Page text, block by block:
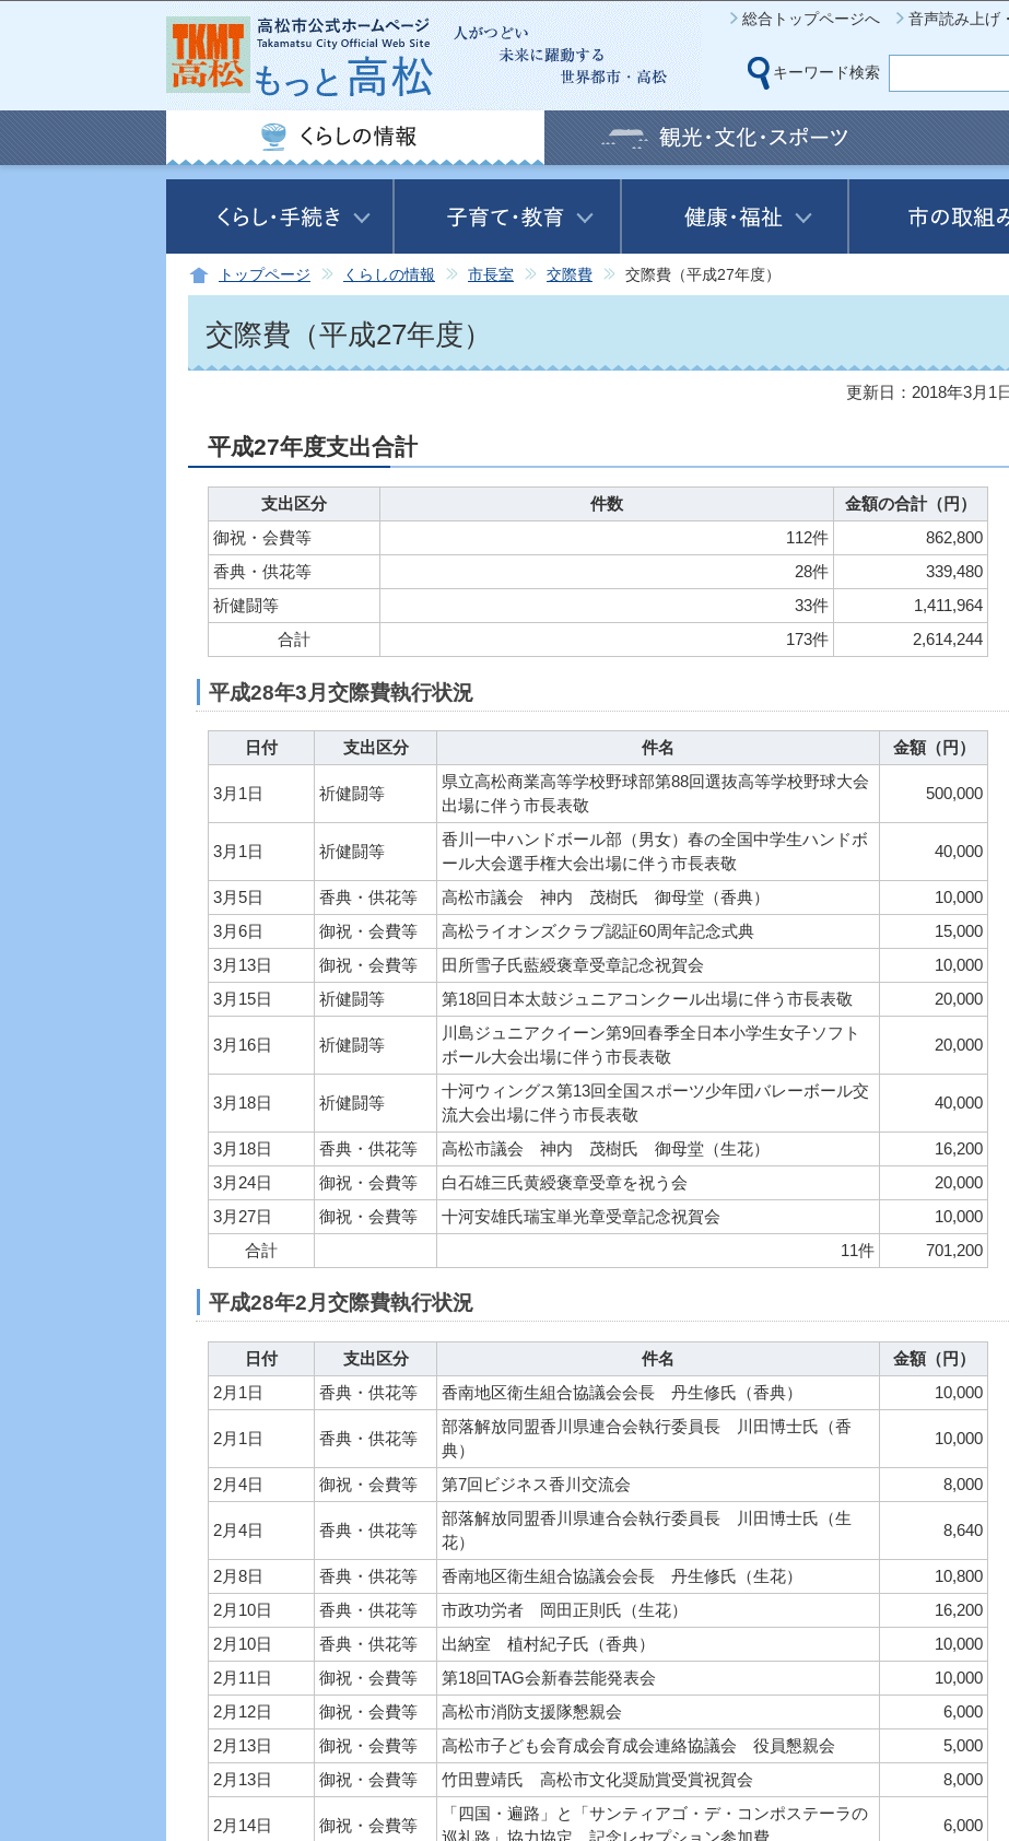
このページの本文へ移動
総合トップページへ 音声読み上げ
キーワード検索
トップページ くらしの情報 市長室 交際費 交際費（平成27年度）
交際費（平成27年度）
更新日：2018年3月1
平成27年度支出合計
支出区分 件数
金額の合計（円）
御祝・会費等
112件
862,800
香典・供花等
28件
339,480
祈健闘等
33件
1,411,964
合計
173件 2,614,244
平成28年3月交際費執行状況
日付 支出区分 件名 金額（円）
3月1日 祈健闘等
県立高松商業高等学校野球部第88回選抜高等学校野球大会
出場に伴う市長表敬
500,000
3月1日 祈健闘等
香川一中ハンドボール部（男女）春の全国中学生ハンドボ
ール大会選手権大会出場に伴う市長表敬
40,000
3月5日 香典・供花等 高松市議会 神内 茂樹氏 御母堂（香典）
10,000
3月6日
御祝・会費等 高松ライオンズクラブ認証60周年記念式典
15,000
3月13日
御祝・会費等 田所雪子氏藍綬褒章受章記念祝賀会
10,000
3月15日
祈健闘等 第18回日本太鼓ジュニアコンクール出場に伴う市長表敬 20,000
3月16日 祈健闘等
川島ジュニアクイーン第9回春季全日本小学生女子ソフト
ボール大会出場に伴う市長表敬
20,000
3月18日 祈健闘等
十河ウィングス第13回全国スポーツ少年団バレーボール交
流大会出場に伴う市長表敬
40,000
3月18日 香典・供花等 高松市議会 神内 茂樹氏 御母堂（生花）
16,200
3月24日
御祝・会費等 白石雄三氏黄綬褒章受章を祝う会
20,000
3月27日
御祝・会費等 十河安雄氏瑞宝単光章受章記念祝賀会
10,000
合計
11件 701,200
平成28年2月交際費執行状況
日付 支出区分 件名
金額（円）
2月1日
香典・供花等 香南地区衛生組合協議会会長 丹生修氏（香典） 10,000
2月1日 香典・供花等
部落解放同盟香川県連合会執行委員長 川田博士氏（香
典）
10,000
2月4日 御祝・会費等 第7回ビジネス香川交流会 8,000
2月4日 香典・供花等
部落解放同盟香川県連合会執行委員長 川田博士氏（生
花）
8,640
2月8日 香典・供花等 香南地区衛生組合協議会会長 丹生修氏（生花）
10,800
2月10日
香典・供花等 市政功労者 岡田正則氏（生花）
16,200
2月10日
香典・供花等 出納室 植村紀子氏（香典）
10,000
2月11日
御祝・会費等 第18回TAG会新春芸能発表会
10,000
2月12日
御祝・会費等 高松市消防支援隊懇親会
6,000
2月13日
御祝・会費等 高松市子ども会育成会育成会連絡協議会 役員懇親会
5,000
2月13日
御祝・会費等 竹田豊靖氏 高松市文化奨励賞受賞祝賀会 8,000
2月14日 御祝・会費等
「四国・遍路」と「サンティアゴ・デ・コンポステーラの
巡礼路」協力協定 記念レセプション参加費
6,000